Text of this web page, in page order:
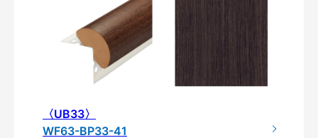
〈UB33〉
WF63-BP33-41